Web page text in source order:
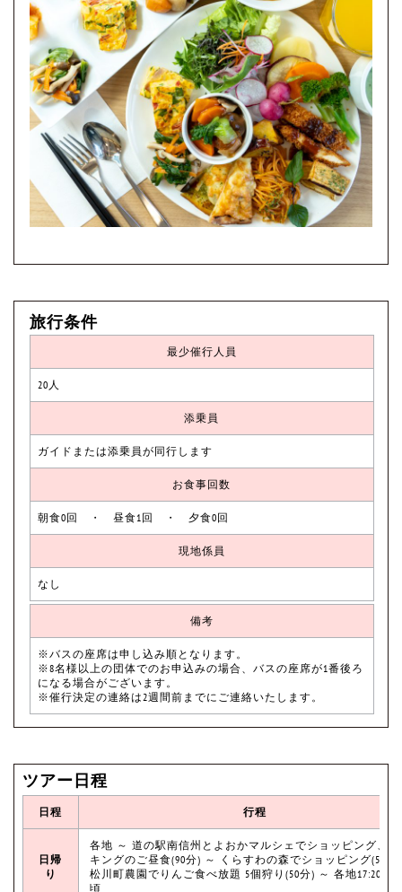
旅行条件
最少催行人員
20人
添乗員
ガイドまたは添乗員が同行します
お食事回数
朝食0回 ・ 昼食1回 ・ 夕食0回
現地係員
なし
備考
※バスの座席は申し込み順となります。
※8名様以上の団体でのお申込みの場合、バスの座席が1番後ろ
になる場合がございます。
※催行決定の連絡は2週間前までにご連絡いたします。
ツアー日程
日程 行程
日帰
り
各地 ～ 道の駅南信州とよおかマルシェでショッピング、
キングのご昼食(90分) ～ くらすわの森でショッピング(50分
松川町農園でりんご食べ放題 5個狩り(50分) ～ 各地17:20～
頃